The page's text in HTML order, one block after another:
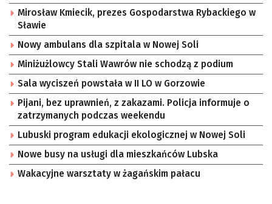
Mirosław Kmiecik, prezes Gospodarstwa Rybackiego w
Sławie
Nowy ambulans dla szpitala w Nowej Soli
Miniżużlowcy Stali Wawrów nie schodzą z podium
Sala wyciszeń powstała w II LO w Gorzowie
Pijani, bez uprawnień, z zakazami. Policja informuje o
zatrzymanych podczas weekendu
Lubuski program edukacji ekologicznej w Nowej Soli
Nowe busy na usługi dla mieszkańców Lubska
Wakacyjne warsztaty w żagańskim pałacu